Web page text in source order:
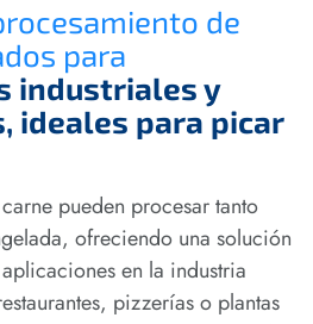
de
para
industriales y
ideales para picar
pueden procesar tanto
ofreciendo una solución
en la industria
pizzerías o plantas